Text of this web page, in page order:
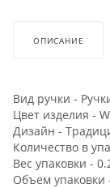
ОПИСАНИЕ
Вид ручки -
Цвет изделия -
Дизайн -
Количество в
Вес упаковки -
Объем упаковки